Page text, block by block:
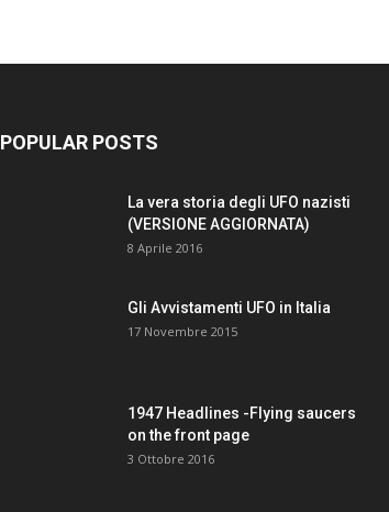
POPULAR POSTS
La vera storia degli UFO nazisti
(VERSIONE AGGIORNATA)
8 Aprile 2016
Gli Avvistamenti UFO in Italia
17 Novembre 2015
1947 Headlines -Flying saucers
on the front page
3 Ottobre 2016